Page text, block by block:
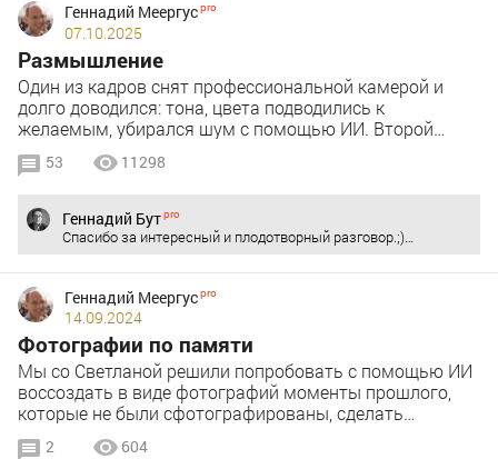
Геннадий Меергус
07.10.2025
Размышление
Один из кадров снят профессиональной камерой и
долго доводился: тона, цвета подводились к
желаемым, убирался шум с помощью ИИ. Второй…
53 11298
Геннадий Бут
Спасибо за интересный и плодотворный разговор.;)…
Геннадий Меергус
14.09.2024
Фотографии по памяти
Мы со Светланой решили попробовать с помощью ИИ
воссоздать в виде фотографий моменты прошлого,
которые не были сфотографированы, сделать…
2 604